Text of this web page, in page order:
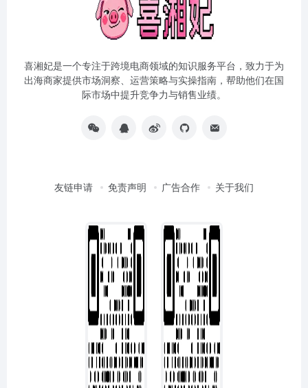
喜湘妃是一个专注于跨境电商领域的知识服务平台，致力于为
出海商家提供市场洞察、运营策略与实操指南，帮助他们在国
际市场中提升竞争力与销售业绩。
友链申请 免责声明 广告合作 关于我们